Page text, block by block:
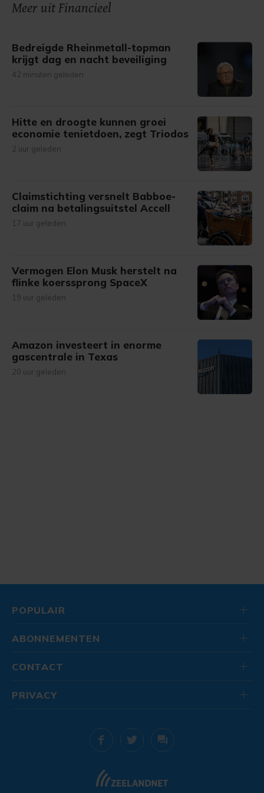
Meer uit Financieel
Bedreigde Rheinmetall-topman
krijgt dag en nacht beveiliging
42 minuten geleden
Hitte en droogte kunnen groei
economie tenietdoen, zegt Triodos
2 uur geleden
Claimstichting versnelt Babboe-
claim na betalingsuitstel Accell
17 uur geleden
Vermogen Elon Musk herstelt na
flinke koerssprong SpaceX
19 uur geleden
Amazon investeert in enorme
gascentrale in Texas
20 uur geleden
POPULAIR
ABONNEMENTEN
CONTACT
PRIVACY